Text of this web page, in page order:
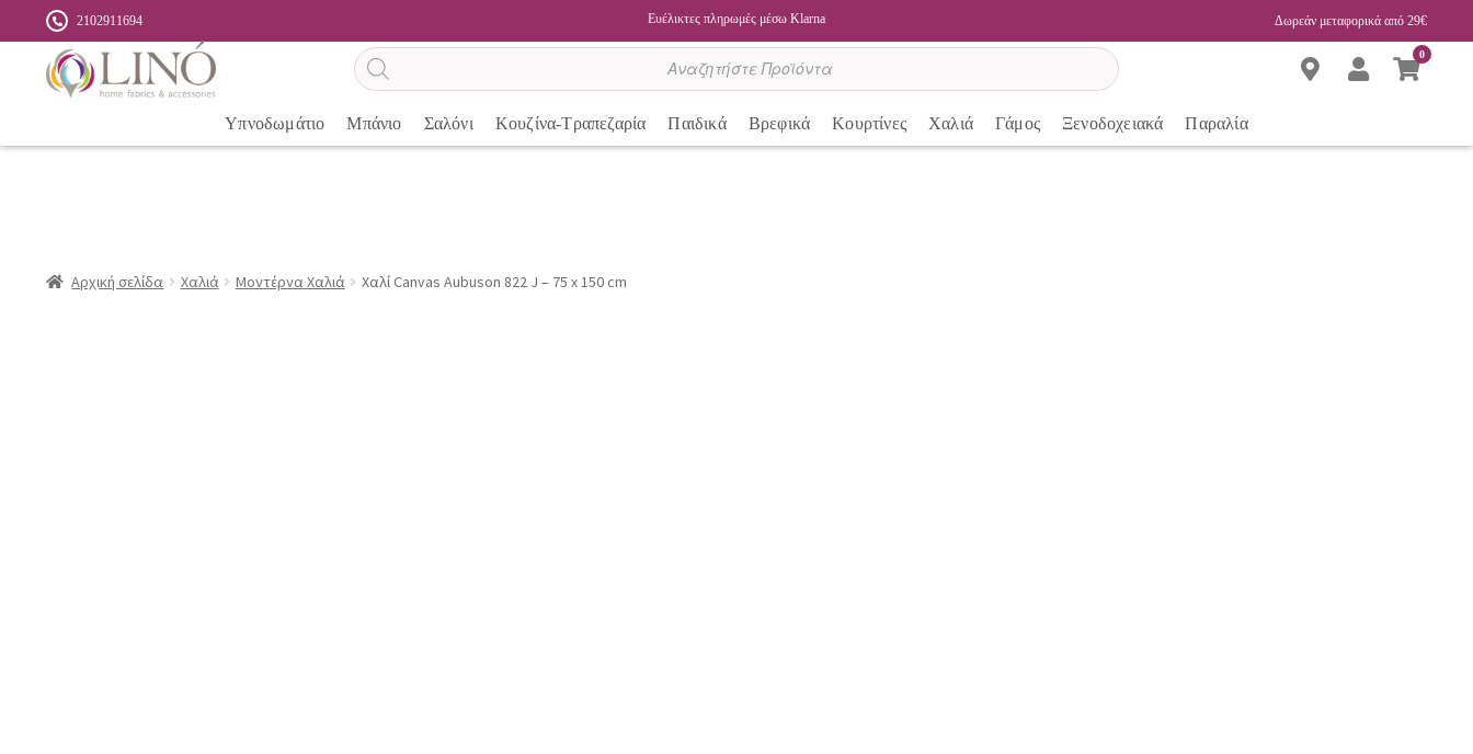
2102911694 Ευέλικτες πληρωμές μέσω Klarna Δωρεάν μεταφορικά από 29€
Αναζήτηση
προϊόντων
0
Υπνοδωμάτιο Μπάνιο Σαλόνι Κουζίνα-Τραπεζαρία Παιδικά Βρεφικά Κουρτίνες Χαλιά Γάμος Ξενοδοχειακά Παραλία
Αρχική σελίδα Χαλιά Μοντέρνα Χαλιά Χαλί Canvas Aubuson 822 J – 75 x 150 cm